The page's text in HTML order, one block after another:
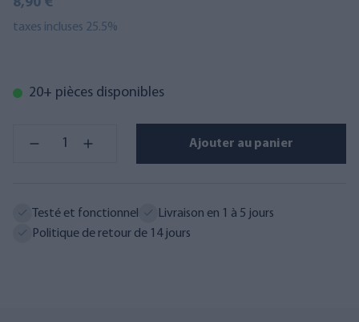
taxes incluses 25.5%
20+ pièces disponibles
Ajouter au panier
Testé et fonctionnel
Livraison en 1 à 5 jours
Politique de retour de 14 jours